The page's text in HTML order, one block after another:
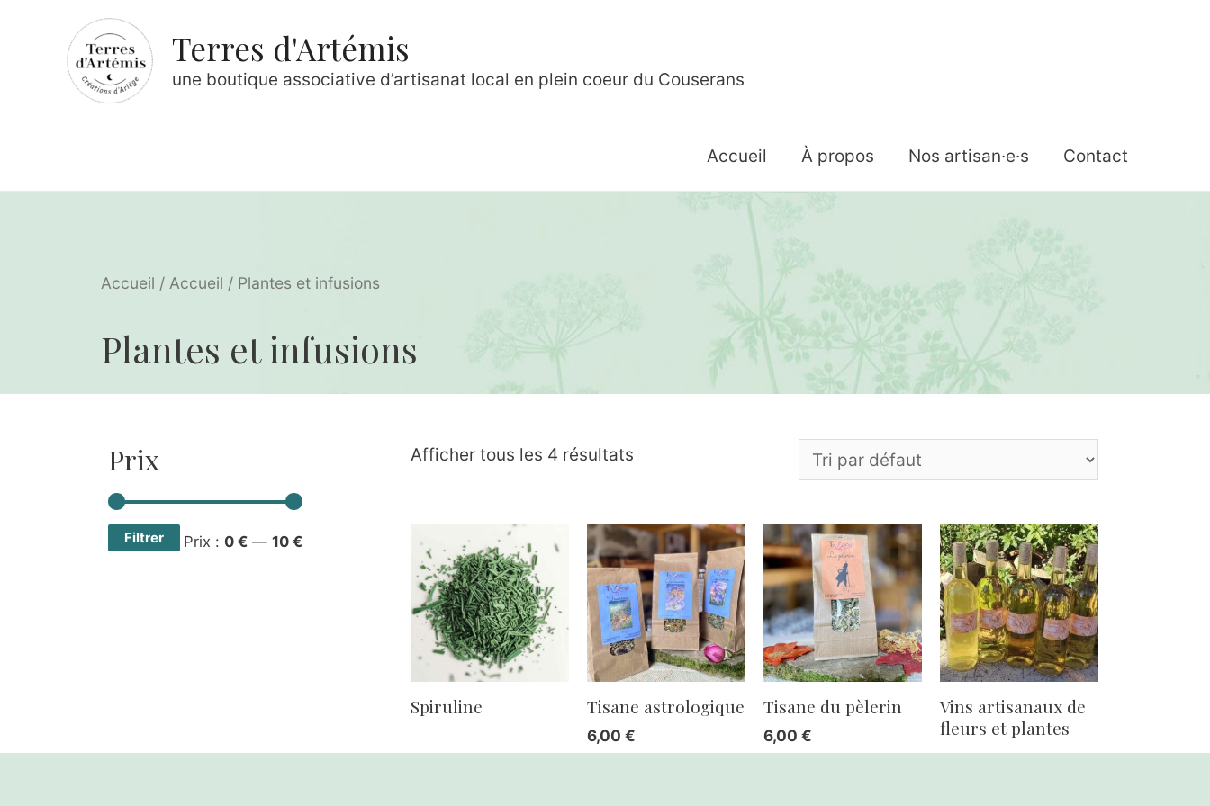
Terres d'Artémis
une boutique associative d’artisanat local en plein coeur du Couserans
Accueil À propos Nos artisan·e·s Contact
Accueil / Accueil / Plantes et infusions
Plantes et infusions
Prix
Filtrer Prix : 0 € — 10 €
Afficher tous les 4 résultats
Spiruline Tisane astrologique
6,00€
Tisane du pèlerin
6,00€
Vins artisanaux de
fleurs et plantes